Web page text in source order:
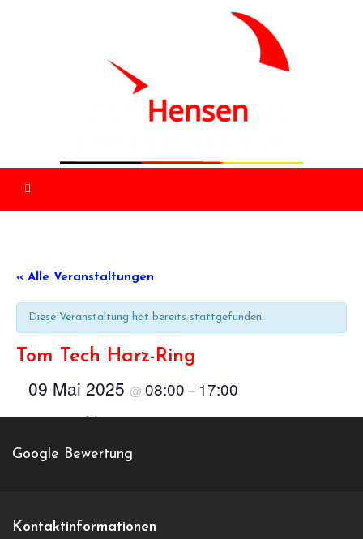
« Alle Veranstaltungen
Diese Veranstaltung hat bereits stattgefunden.
Tom Tech Harz-Ring
09 Mai 2025 @ 08:00 – 17:00
+495171 989888
Google Bewertung
Kontaktinformationen